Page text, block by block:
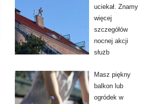
uciekał. Znamy
więcej
szczegółów
nocnej akcji
służb
Masz piękny
balkon lub
ogródek w